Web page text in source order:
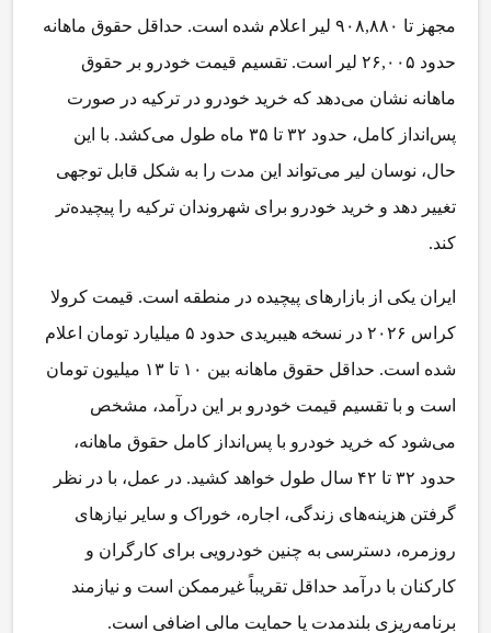
مجهز تا ۹۰۸,۸۸۰ لیر اعلام شده است. حداقل حقوق ماهانه
حدود ۲۶,۰۰۵ لیر است. تقسیم قیمت خودرو بر حقوق
ماهانه نشان می‌دهد که خرید خودرو در ترکیه در صورت
پس‌انداز کامل، حدود ۳۲ تا ۳۵ ماه طول می‌کشد. با این
حال، نوسان لیر می‌تواند این مدت را به شکل قابل توجهی
تغییر دهد و خرید خودرو برای شهروندان ترکیه را پیچیده‌تر
کند.
ایران یکی از بازارهای پیچیده در منطقه است. قیمت کرولا
کراس ۲۰۲۶ در نسخه هیبریدی حدود ۵ میلیارد تومان اعلام
شده است. حداقل حقوق ماهانه بین ۱۰ تا ۱۳ میلیون تومان
است و با تقسیم قیمت خودرو بر این درآمد، مشخص
می‌شود که خرید خودرو با پس‌انداز کامل حقوق ماهانه،
حدود ۳۲ تا ۴۲ سال طول خواهد کشید. در عمل، با در نظر
گرفتن هزینه‌های زندگی، اجاره، خوراک و سایر نیازهای
روزمره، دسترسی به چنین خودرویی برای کارگران و
کارکنان با درآمد حداقل تقریباً غیرممکن است و نیازمند
برنامه‌ریزی بلندمدت یا حمایت مالی اضافی است.